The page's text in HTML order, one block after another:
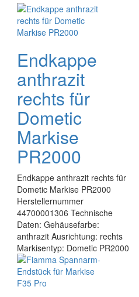
Endkappe
anthrazit
rechts für
Dometic
Markise
PR2000
Endkappe anthrazit rechts für
Dometic Markise PR2000
Herstellernummer
44700001306 Technische
Daten: Gehäusefarbe:
anthrazit Ausrichtung: rechts
Markisentyp: Dometic PR2000